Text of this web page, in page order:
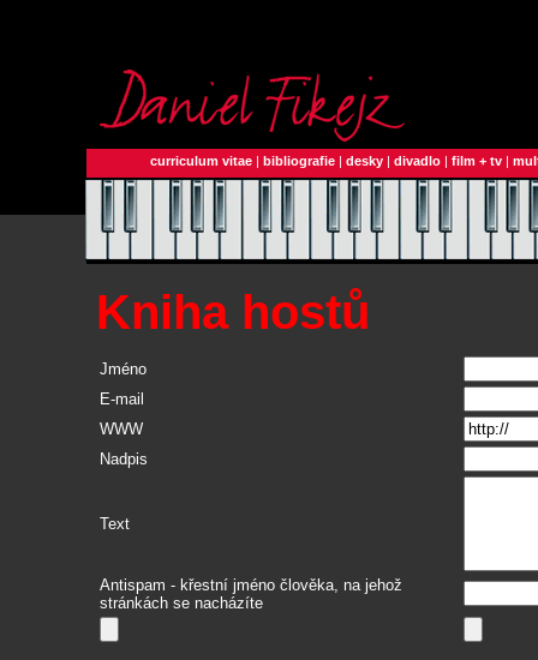
curriculum vitae | bibliografie | desky | divadlo | film + tv |
Kniha hostů
Jméno
E-mail
WWW
Nadpis
Text
Antispam - křestní jméno člověka, na jehož
stránkách se nacházíte